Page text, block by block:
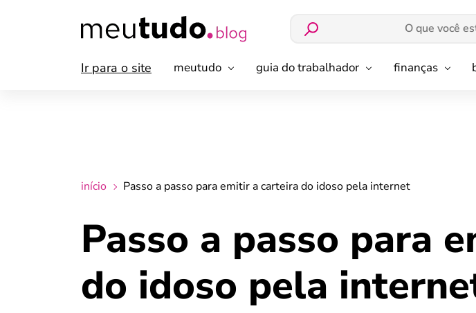
Ir para o site meutudo guia do trabalhador finanças
início Passo a passo para emitir a carteira do idoso pela internet
Passo a passo para
do idoso pela